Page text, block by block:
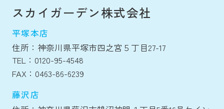
スカイガーデン株式会社
平塚本店
住所：神奈川県平塚市四之宮５丁目27-17
TEL：0120-95-4548
FAX：0463-86-6239
藤沢店